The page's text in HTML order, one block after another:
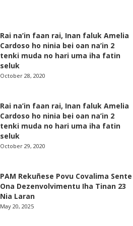
Rai na’in faan rai, Inan faluk Amelia
Cardoso ho ninia bei oan na’in 2
tenki muda no hari uma iha fatin
seluk
October 28, 2020
Rai na’in faan rai, Inan faluk Amelia
Cardoso ho ninia bei oan na’in 2
tenki muda no hari uma iha fatin
seluk
October 29, 2020
PAM Rekuñese Povu Covalima Sente
Ona Dezenvolvimentu Iha Tinan 23
Nia Laran
May 20, 2025